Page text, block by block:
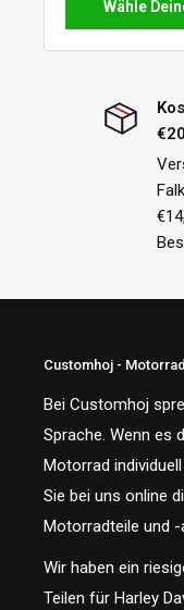
Wähle
Customhoj -
Bei Customhoj
Sprache. Wenn es
Motorrad
Sie bei uns online
Motorradteile und
Wir haben ein
Teilen für Harley